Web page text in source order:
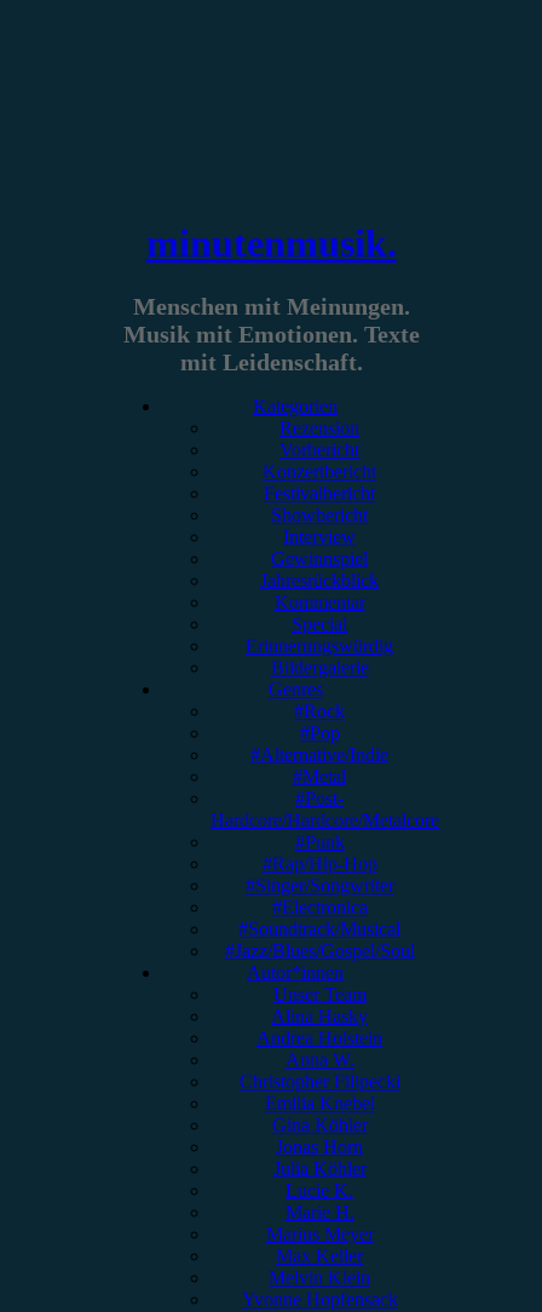
minutenmusik.
Menschen mit Meinungen.
Musik mit Emotionen. Texte
mit Leidenschaft.
Kategorien
Rezension
Vorbericht
Konzertbericht
Festivalbericht
Showbericht
Interview
Gewinnspiel
Jahresrückblick
Kommentar
Special
Erinnerungswürdig
Bildergalerie
Genres
#Rock
#Pop
#Alternative/Indie
#Metal
#Post-
Hardcore/Hardcore/Metalcore
#Punk
#Rap/Hip-Hop
#Singer/Songwriter
#Electronica
#Soundtrack/Musical
#Jazz/Blues/Gospel/Soul
Autor*innen
Unser Team
Alina Hasky
Andrea Holstein
Anna W.
Christopher Filipecki
Emilia Knebel
Gina Köhler
Jonas Horn
Julia Köhler
Lucie K.
Marie H.
Marius Meyer
Max Keller
Melvin Klein
Yvonne Hopfensack